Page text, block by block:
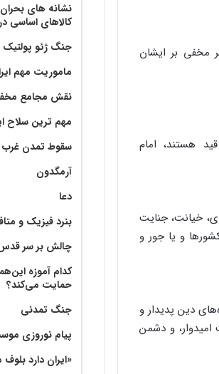
مخفی بر ایشان
هستند، امام
خیانت، جنایت
و یا جور و
دین پدیدار و
امیدوار، و دشمن
نشانه های بحران
کالاهای اساسی
جنگ ژئو پولتیک
ماموریت مهم
نقش مجامع
مهم ترین سلاح
سقوط تمدن غرب
آرمگدون
دعا
بنرد فیزیک و
چالش بر سر
کدام آموزه
حمایت می‌کند؟
جنگ تمدنی
پیام نوروزی
«ایران دارد